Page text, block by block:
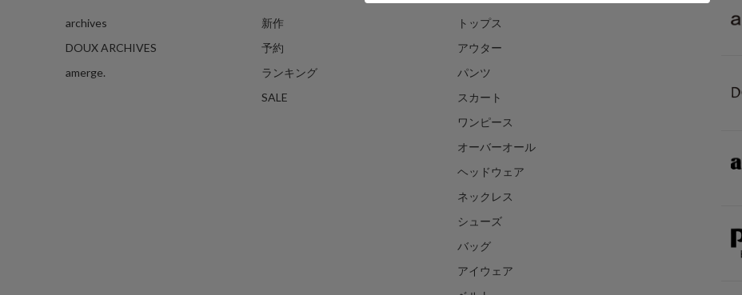
archives
DOUX ARCHIVES
amerge.
新作
予約
ランキング
SALE
トップス
アウター
パンツ
スカート
ワンピース
オーバーオール
ヘッドウェア
ネックレス
シューズ
バッグ
アイウェア